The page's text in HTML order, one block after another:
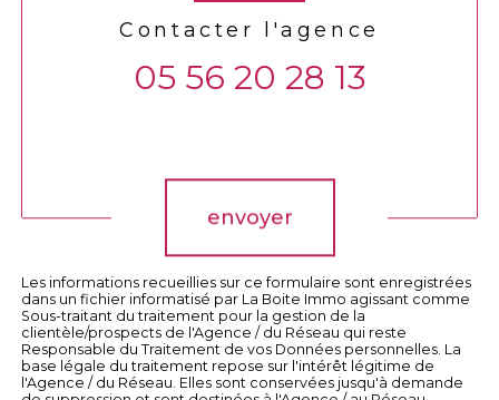
Contacter l'agence
05 56 20 28 13
envoyer
Les informations recueillies sur ce formulaire sont enregistrées
dans un fichier informatisé par La Boite Immo agissant comme
Sous-traitant du traitement pour la gestion de la
clientèle/prospects de l'Agence / du Réseau qui reste
Responsable du Traitement de vos Données personnelles. La
base légale du traitement repose sur l'intérêt légitime de
l'Agence / du Réseau. Elles sont conservées jusqu'à demande